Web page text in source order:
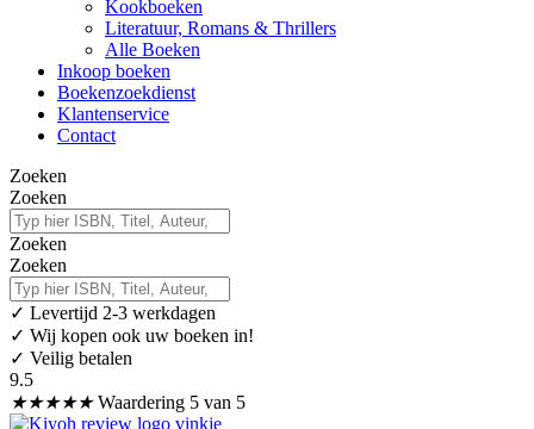
Kookboeken
Literatuur, Romans & Thrillers
Alle Boeken
Inkoop boeken
Boekenzoekdienst
Klantenservice
Contact
Zoeken
Zoeken
Zoeken
Zoeken
✓ Levertijd 2-3 werkdagen
✓ Wij kopen ook uw boeken in!
✓ Veilig betalen
9.5
★★★★★ Waardering 5 van 5